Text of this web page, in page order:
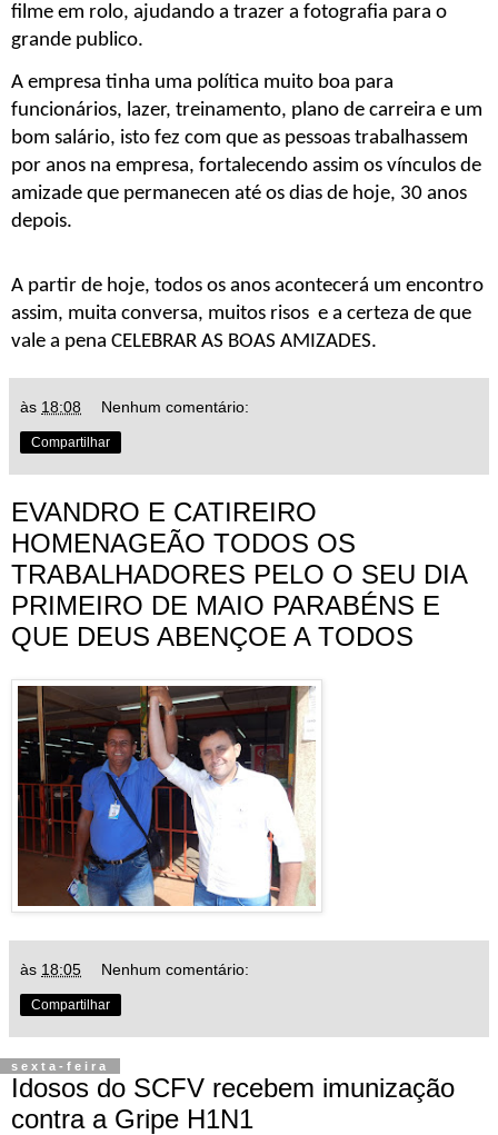
filme em rolo, ajudando a trazer a fotografia para o
grande publico.
A empresa tinha uma política muito boa para
funcionários, lazer, treinamento, plano de carreira e um
bom salário, isto fez com que as pessoas trabalhassem
por anos na empresa, fortalecendo assim os vínculos de
amizade que permanecen até os dias de hoje, 30 anos
depois.
A partir de hoje, todos os anos acontecerá um encontro
assim, muita conversa, muitos risos  e a certeza de que
vale a pena CELEBRAR AS BOAS AMIZADES.
às 18:08 Nenhum comentário:
Compartilhar
EVANDRO E CATIREIRO
HOMENAGEÃO TODOS OS
TRABALHADORES PELO O SEU DIA
PRIMEIRO DE MAIO PARABÉNS E
QUE DEUS ABENÇOE A TODOS
às 18:05 Nenhum comentário:
Compartilhar
sexta-feira
Idosos do SCFV recebem imunização
contra a Gripe H1N1